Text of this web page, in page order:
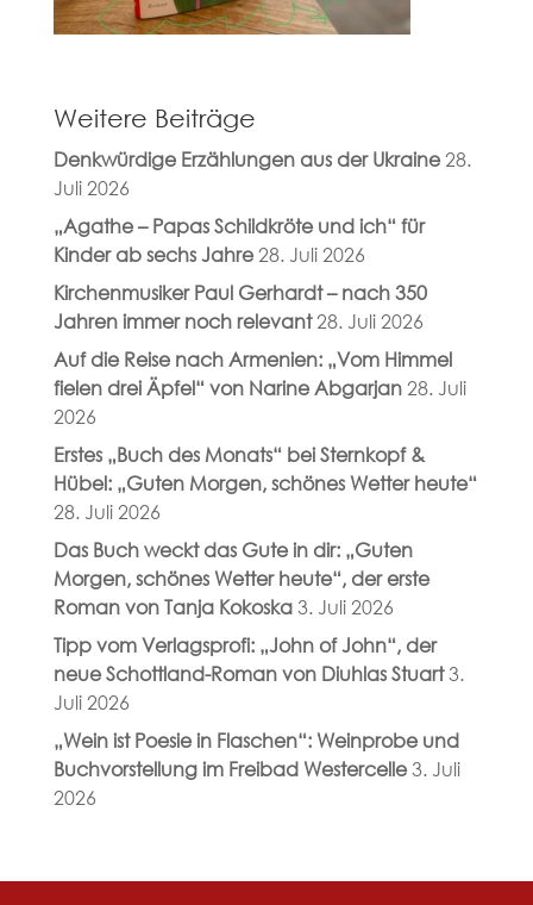
Weitere Beiträge
Denkwürdige Erzählungen aus der Ukraine 28.
Juli 2026
„Agathe – Papas Schildkröte und ich“ für
Kinder ab sechs Jahre 28. Juli 2026
Kirchenmusiker Paul Gerhardt – nach 350
Jahren immer noch relevant 28. Juli 2026
Auf die Reise nach Armenien: „Vom Himmel
fielen drei Äpfel“ von Narine Abgarjan 28. Juli
2026
Erstes „Buch des Monats“ bei Sternkopf &
Hübel: „Guten Morgen, schönes Wetter heute“
28. Juli 2026
Das Buch weckt das Gute in dir: „Guten
Morgen, schönes Wetter heute“, der erste
Roman von Tanja Kokoska 3. Juli 2026
Tipp vom Verlagsprofi: „John of John“, der
neue Schottland-Roman von Diuhlas Stuart 3.
Juli 2026
„Wein ist Poesie in Flaschen“: Weinprobe und
Buchvorstellung im Freibad Westercelle 3. Juli
2026